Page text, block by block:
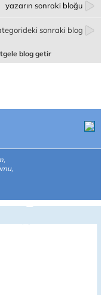
yazarın sonraki bloğu
sonraki blog
blog getir